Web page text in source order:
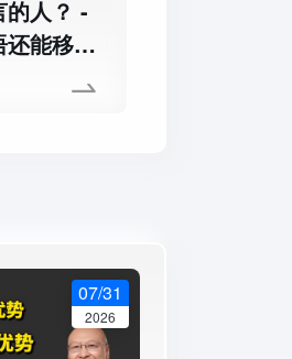
的人？ -
能移民
07/31
2026